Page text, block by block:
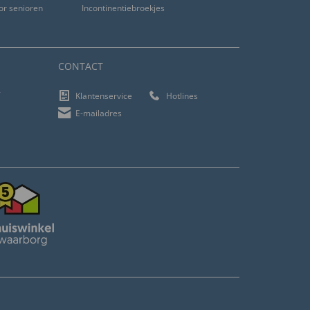
senioren
Incontinentiebroekjes
CONTACT
Klantenservice
Hotlines
E-mailadres